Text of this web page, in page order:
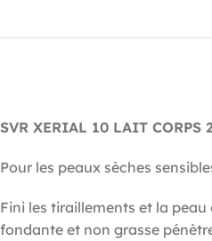
SVR XERIAL 10 LAIT CORPS
Pour les peaux sèches
Fini les tiraillements et la
fondante et non grasse